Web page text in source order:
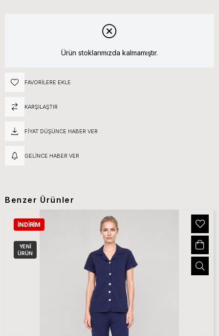
Ürün stoklarımızda kalmamıştır.
FAVORILERE EKLE
KARŞILAŞTIR
FIYAT DÜŞÜNCE HABER VER
GELINCE HABER VER
Benzer Ürünler
İNDIRIM
YENI
ÜRÜN